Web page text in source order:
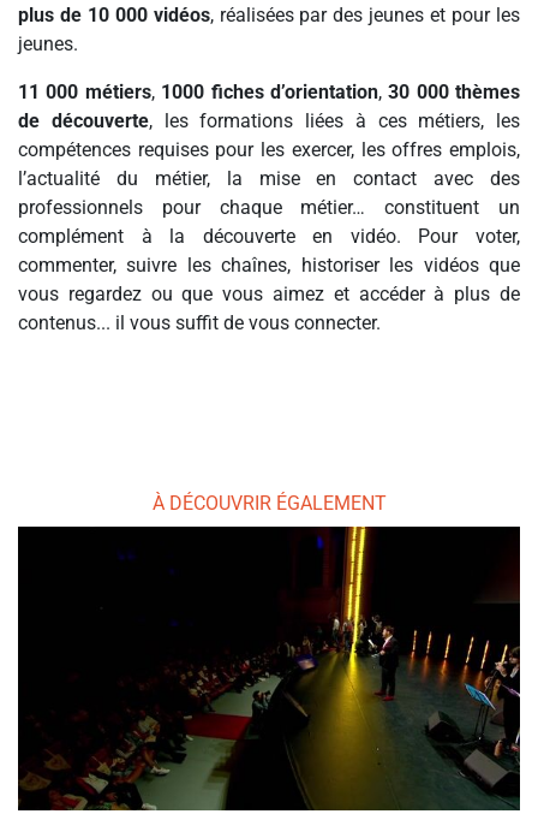
plus de 10 000 vidéos, réalisées par des jeunes et pour les
jeunes.
11 000 métiers, 1000 fiches d’orientation,30 000 thèmes
de découverte, les formations liées à ces métiers, les
compétences requises pour les exercer, les offres emplois,
l’actualité du métier, la mise en contact avec des
professionnels pour chaque métier… constituent un
complément à la découverte en vidéo. Pour voter,
commenter, suivre les chaînes, historiser les vidéos que
vous regardez ou que vous aimez et accéder à plus de
contenus... il vous suffit de vous connecter.
À DÉCOUVRIR ÉGALEMENT